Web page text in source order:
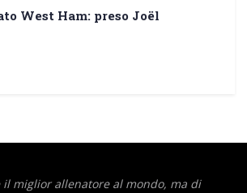
West Ham: preso Joël
miglior allenatore al mondo, ma di